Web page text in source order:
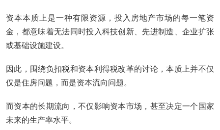
资本本质上是一种有限资源，投入房地产市场的每一笔资
金，都意味着无法同时投入科技创新、先进制造、企业扩张
或基础设施建设。
因此，围绕负扣税和资本利得税改革的讨论，本质上并不仅
仅是住房问题，而是资本流向问题。
而资本的长期流向，不仅影响资本市场，甚至决定一个国家
未来的生产率水平。